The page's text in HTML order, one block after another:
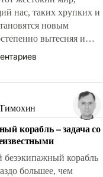
нас, таких хрупких и
новым
вытесняя и
требование к
быть мужественным и
помогать
вперед и
корабль – задача со
безэкипажный корабль
большее, чем